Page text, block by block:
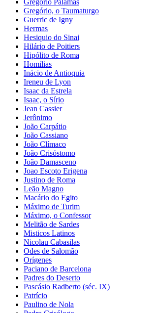
Gregorio Palamàs
Gregório, o Taumaturgo
Guerric de Igny
Hermas
Hesiquio do Sinai
Hilário de Poitiers
Hipólito de Roma
Homilias
Inácio de Antioquia
Ireneu de Lyon
Isaac da Estrela
Isaac, o Sírio
Jean Cassier
Jerônimo
João Carpátio
João Cassiano
João Clímaco
João Crisóstomo
João Damasceno
Joao Escoto Erigena
Justino de Roma
Leão Magno
Macário do Egito
Máximo de Turim
Máximo, o Confessor
Melitão de Sardes
Misticos Latinos
Nicolau Cabasilas
Odes de Salomão
Orígenes
Paciano de Barcelona
Padres do Deserto
Pascásio Radberto (séc. IX)
Patrício
Paulino de Nola